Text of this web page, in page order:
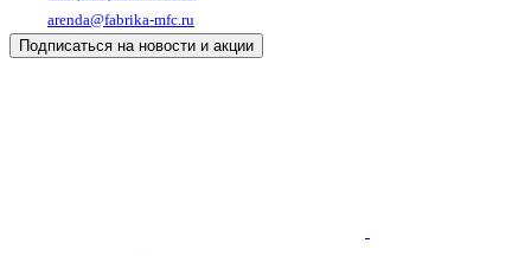
arenda@fabrika-mfc.ru
Подписаться на новости и акции